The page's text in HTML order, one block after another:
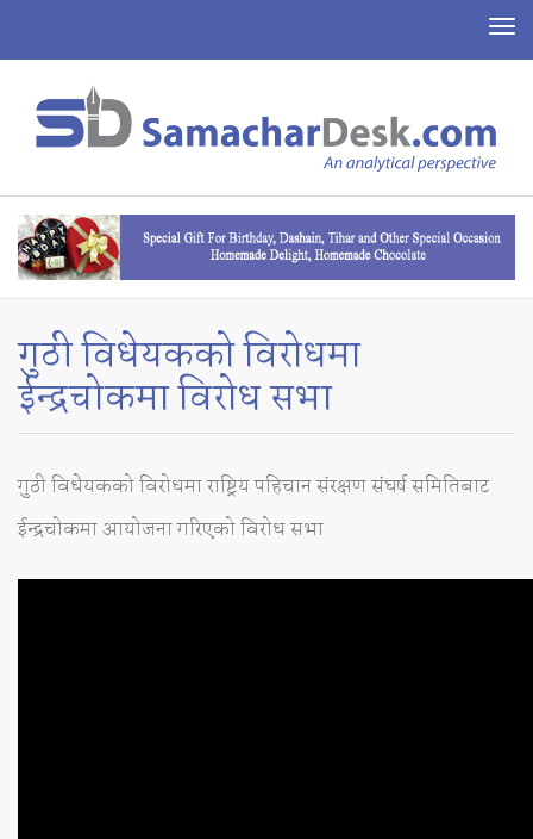
गुठी विधेयकको विरोधमा
ईन्द्रचोकमा विरोध सभा
गुठी विधेयकको विरोधमा राष्ट्रिय पहिचान संरक्षण संघर्ष समितिबाट
ईन्द्रचोकमा आयोजना गरिएको विरोध सभा